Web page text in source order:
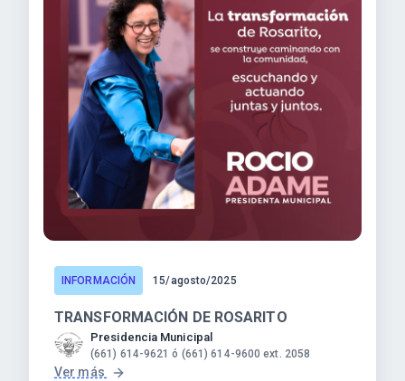
INFORMACIÓN 15/agosto/2025
TRANSFORMACIÓN DE ROSARITO
Presidencia Municipal
(661) 614-9621 ó (661) 614-9600 ext. 2058
Ver más